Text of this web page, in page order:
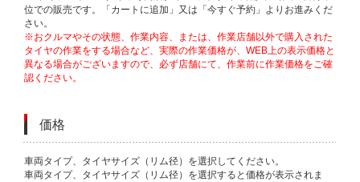
位での販売です。「カートに追加」又は「今すぐ予約」よりお進みくだ
さい。
※おクルマやその状態、作業内容、または、作業店舗以外で購入された
タイヤの作業をする場合など、実際の作業価格が、WEB上の表示価格と
異なる場合がございますので、必ず店舗にて、作業前に作業価格をご確
認ください。
価格
VARIATIONS
車両タイプ、タイヤサイズ（リム径）を選択してください。
車両タイプ、タイヤサイズ（リム径）を選択すると価格が表示されま